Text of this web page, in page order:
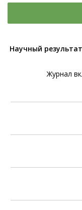
Научный
Журнал